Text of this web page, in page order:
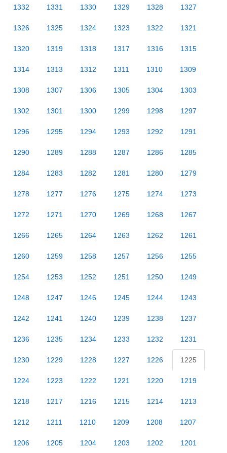
1332 1331 1330 1329 1328 1327
1326 1325 1324 1323 1322 1321
1320 1319 1318 1317 1316 1315
1314 1313 1312 1311 1310 1309
1308 1307 1306 1305 1304 1303
1302 1301 1300 1299 1298 1297
1296 1295 1294 1293 1292 1291
1290 1289 1288 1287 1286 1285
1284 1283 1282 1281 1280 1279
1278 1277 1276 1275 1274 1273
1272 1271 1270 1269 1268 1267
1266 1265 1264 1263 1262 1261
1260 1259 1258 1257 1256 1255
1254 1253 1252 1251 1250 1249
1248 1247 1246 1245 1244 1243
1242 1241 1240 1239 1238 1237
1236 1235 1234 1233 1232 1231
1230 1229 1228 1227 1226 1225
1224 1223 1222 1221 1220 1219
1218 1217 1216 1215 1214 1213
1212 1211 1210 1209 1208 1207
1206 1205 1204 1203 1202 1201